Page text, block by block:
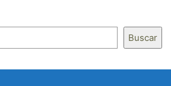
Buscar